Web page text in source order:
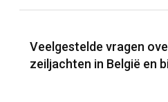
Veelgestelde vragen
zeiljachten in België en